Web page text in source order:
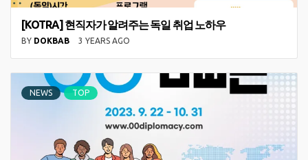
[KOTRA] 현직자가 알려주는 독일 취업 노하우
BY DOKBAB 3 YEARS AGO
NEWS TOP